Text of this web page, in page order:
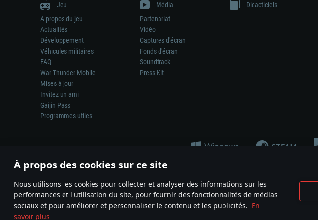
À propos des cookies sur ce site
Nous utilisons les cookies pour collecter et analyser des informations sur les
performances et l'utilisation du site, pour fournir des fonctionnalités de médias
sociaux et pour améliorer et personnaliser le contenu et les publicités. En
savoir plus
Jeu
A propos du jeu
Actualités
Développement
Véhicules militaires
FAQ
War Thunder Mobile
Mises à jour
Invitez un ami
Gaijin Pass
Programmes utiles
Média
Partenariat
Vidéo
Captures d'écran
Fonds d'écran
Soundtrack
Press Kit
Didacticiels
La représentation d’une arme ou d’un véhicule réel dans ce jeu ne signifie pas la participation au
© 2011—2026 Gaijin Games Kft. All trademarks, logos and brand names are the property of their
Termes et conditions